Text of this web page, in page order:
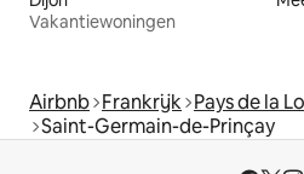
Vakantiewoningen
Airbnb Frankrijk Pays de la
Saint-Germain-de-Prinçay